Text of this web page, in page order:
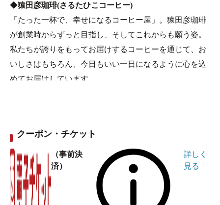
◆猿田彦珈琲(さるたひこコーヒー)
「たった一杯で、幸せになるコーヒー屋」。猿田彦珈琲
が創業時からずっと目指し、そしてこれからも願う姿。
私たちが誇りをもってお届けするコーヒーを通じて、お
いしさはもちろん、今日もいい一日になるように心を込
めてお届けしています。
クーポン・チケット
（事前決
済）
詳しく
見る